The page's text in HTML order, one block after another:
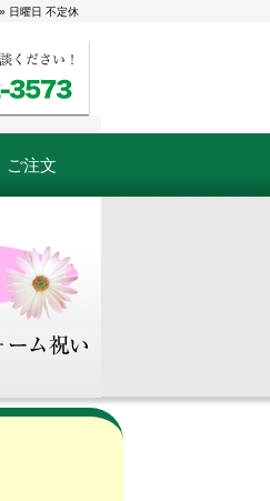
» 日曜日 不定休
ご注文